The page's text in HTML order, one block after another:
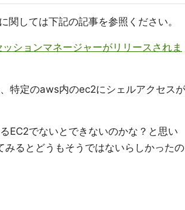
しては下記の記事を参照ください。
ションマネージャーがリリースされま
特定のaws内のec2にシェルアクセスが
EC2でないとできないのかな？と思い
るとどうもそうではないらしかったの